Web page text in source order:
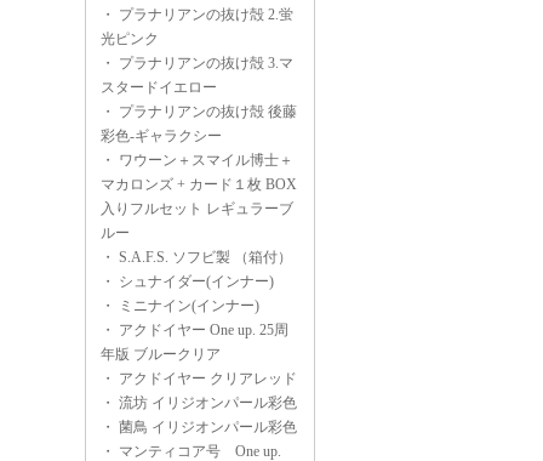
・ プラナリアンの抜け殻 2.蛍
光ピンク
・ プラナリアンの抜け殻 3.マ
スタードイエロー
・ プラナリアンの抜け殻 後藤
彩色-ギャラクシー
・ ワウーン＋スマイル博士＋
マカロンズ + カード１枚 BOX
入りフルセット レギュラーブ
ルー
・ S.A.F.S. ソフビ製 （箱付）
・ シュナイダー(インナー)
・
ミニナイン(インナー)
・ アクドイヤー One up. 25周
年版 ブルークリア
・ アクドイヤー クリアレッド
・ 流坊 イリジオンパール彩色
・ 菌鳥 イリジオンパール彩色
・ マンティコア号 One up.